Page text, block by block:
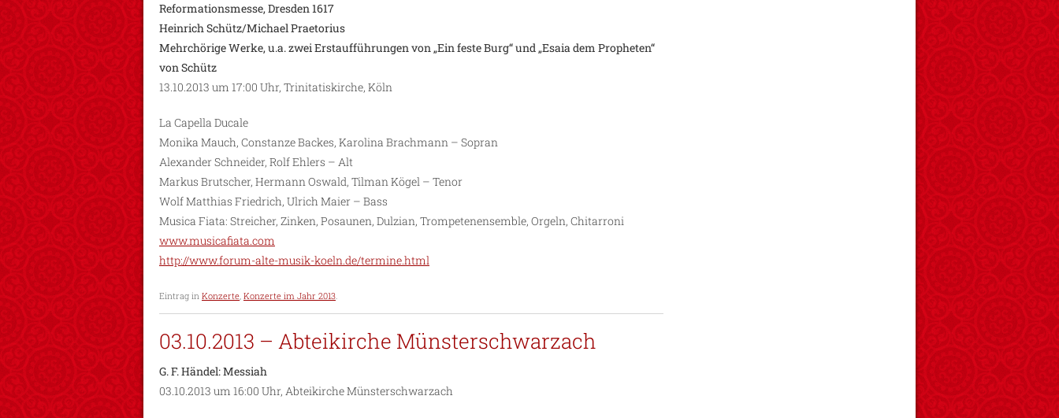
Reformationsmesse, Dresden 1617
Heinrich Schütz/Michael Praetorius
Mehrchörige Werke, u.a. zwei Erstaufführungen von „Ein feste Burg“ und „Esaia dem Propheten“
von Schütz
13.10.2013 um 17:00 Uhr, Trinitatiskirche, Köln
La Capella Ducale
Monika Mauch, Constanze Backes, Karolina Brachmann – Sopran
Alexander Schneider, Rolf Ehlers – Alt
Markus Brutscher, Hermann Oswald, Tilman Kögel – Tenor
Wolf Matthias Friedrich, Ulrich Maier – Bass
Musica Fiata: Streicher, Zinken, Posaunen, Dulzian, Trompetenensemble, Orgeln, Chitarroni
www.musicafiata.com
http://www.forum-alte-musik-koeln.de/termine.html
Eintrag in Konzerte, Konzerte im Jahr 2013.
03.10.2013 – Abteikirche Münsterschwarzach
G. F. Händel: Messiah
03.10.2013 um 16:00 Uhr, Abteikirche Münsterschwarzach